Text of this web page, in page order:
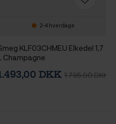
2-4 hverdage
KLF03CHMEU Elkedel 1,7
Champagne
DKK 1.795,00 DKK